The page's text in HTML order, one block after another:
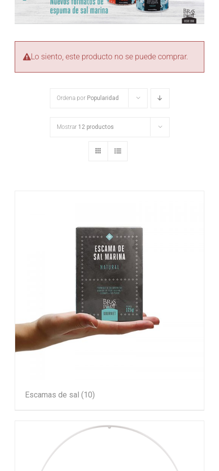
Lo siento, este producto no se puede comprar.
Ordena por Popularidad
Mostrar 12 productos
Escamas de sal (10)